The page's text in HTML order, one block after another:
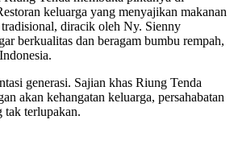
keluarga yang menyajikan makanan
tradisional, diracik oleh Ny. Sienny
berkualitas dan beragam bumbu rempah,
generasi. Sajian khas Riung Tenda
akan kehangatan keluarga, persahabatan
tak terlupakan.